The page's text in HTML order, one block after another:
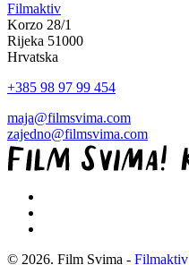
Filmaktiv
Korzo 28/1
Rijeka 51000
Hrvatska
+385 98 97 99 454
maja@filmsvima.com
zajedno@filmsvima.com
© 2026. Film Svima - Filmaktiv